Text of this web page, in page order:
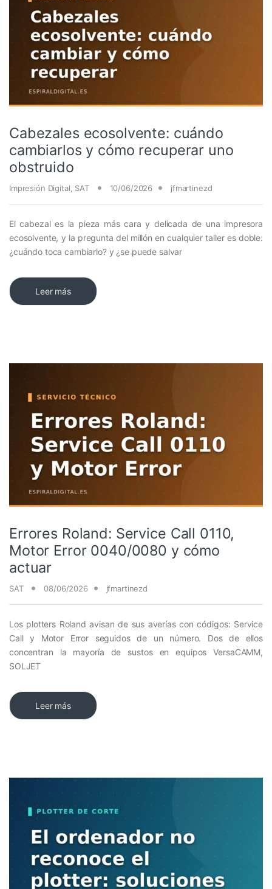
Cabezales ecosolvente: cuándo
cambiarlos y cómo recuperar uno
obstruido
Impresión Digital, SAT 10/06/2026 jfmartinezd
El cabezal es la pieza más cara y delicada de una impresora
ecosolvente, y la pregunta del millón en cualquier taller es doble:
¿cuándo toca cambiarlo? y ¿se puede salvar
Leer más
Errores Roland: Service Call 0110,
Motor Error 0040/0080 y cómo
actuar
SAT 08/06/2026 jfmartinezd
Los plotters Roland avisan de sus averías con códigos: Service
Call y Motor Error seguidos de un número. Dos de ellos
concentran la mayoría de sustos en equipos VersaCAMM,
SOLJET
Leer más